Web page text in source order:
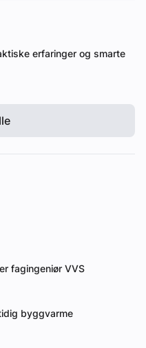
erfaringer og smarte
fagingeniør VVS
byggvarme